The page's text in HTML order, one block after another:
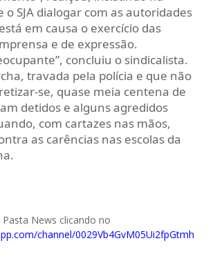
o SJA dialogar com as autoridades
em causa o exercício das
e de expressão.
concluiu o sindicalista.
travada pela polícia e que não
se, quase meia centena de
detidos e alguns agredidos
com cartazes nas mãos,
as carências nas escolas da
News clicando no
channel/0029Vb4GvM05Ui2fpGtmh